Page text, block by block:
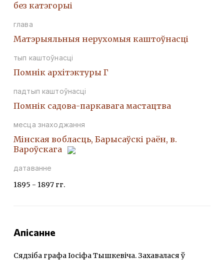
без катэгорыі
глава
Матэрыяльныя нерухомыя каштоўнасці
тып каштоўнасці
Помнiк архiтэктуры Г
падтып каштоўнасці
Помнік садова-паркавага мастацтва
месца знаходжання
Мінская вобласць, Барысаўскі раён, в.
Вароўскага
датаванне
1895 - 1897 гг.
Апісанне
Сядзіба графа Іосіфа Тышкевіча. Захавалася ў